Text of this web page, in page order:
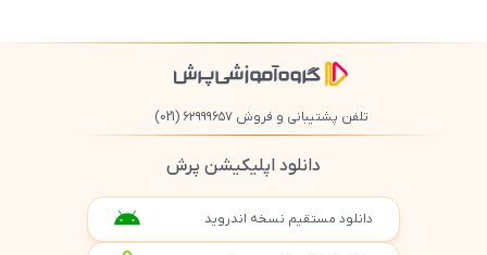
تلفن پشتیبانی و فروش ۶۲۹۹۹۶۵۷ (021)
دانلود اپلیکیشن پرش
دانلود مستقیم نسخه اندروید